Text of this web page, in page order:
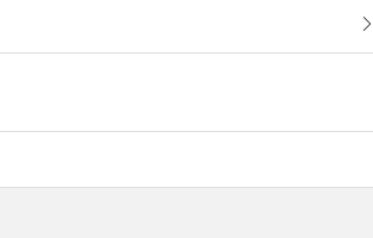
€ 715
original price
€ 500
discount price30% de descuento